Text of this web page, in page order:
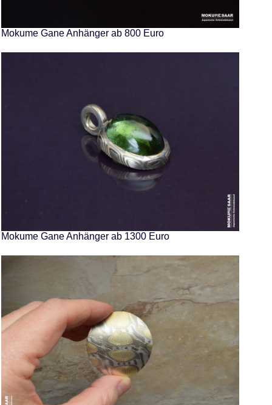
Mokume Gane Anhänger ab 800 Euro
Mokume Gane Anhänger ab 1300 Euro